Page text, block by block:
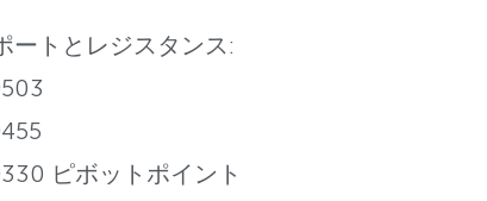
ートとレジスタンス:
ピボットポイント